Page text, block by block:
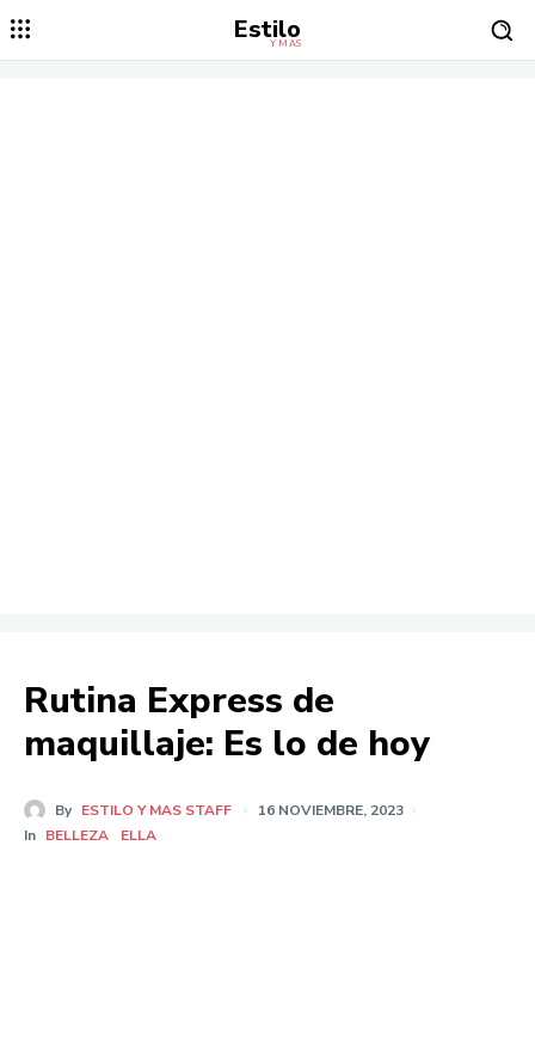
Estilo
Y MÁS
Rutina Express de
maquillaje: Es lo de hoy
By ESTILO Y MAS STAFF
16 NOVIEMBRE, 2023
In BELLEZA ELLA